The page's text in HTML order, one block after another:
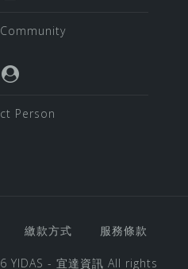
Person
繳款方式 服務條款
YIDAS - 宜達資訊 All rights